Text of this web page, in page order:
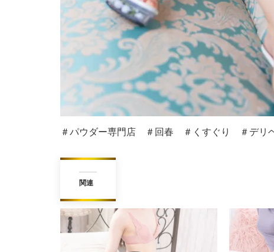
＃パウダー専門店 ＃回春 ＃くすぐり ＃デ
関連